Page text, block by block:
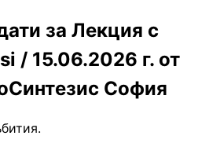
за Лекция с
/ 15.06.2026 г. от
София